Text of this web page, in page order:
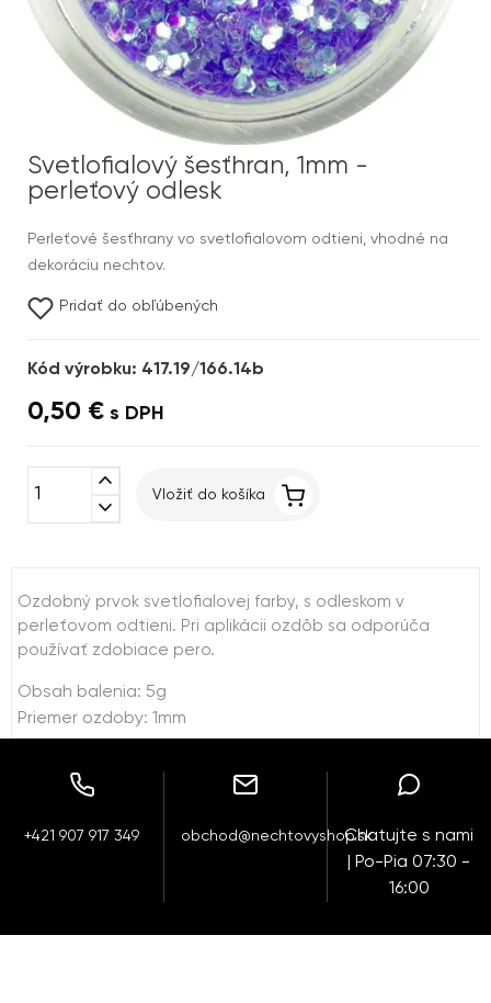
Svetlofialový šesťhran, 1mm -
perleťový odlesk
Perleťové šesťhrany vo svetlofialovom odtieni, vhodné na
dekoráciu nechtov.
Pridať do obľúbených
Kód výrobku: 417.19/166.14b
0,50 € s DPH
expand_less
expand_more
Vložiť do košíka
Ozdobný prvok svetlofialovej farby, s odleskom v
perleťovom odtieni. Pri aplikácii ozdôb sa odporúča
používať zdobiace pero.
Obsah balenia: 5g
Priemer ozdoby: 1mm
+421 907 917 349 obchod@nechtovyshop.skChatujte s nami
| Po-Pia 07:30 -
16:00